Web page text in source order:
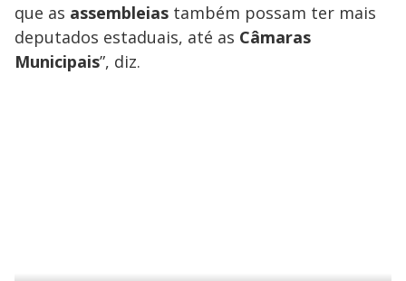
que as assembleias também possam ter mais
deputados estaduais, até as Câmaras
Municipais”, diz.